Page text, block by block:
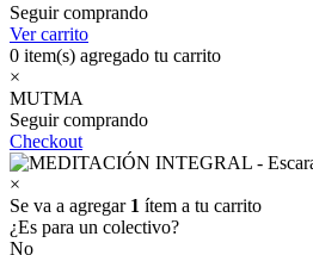
Seguir comprando
Ver carrito
0 item(s) agregado tu carrito
×
MUTMA
Seguir comprando
Checkout
×
Se va a agregar 1 ítem a tu carrito
¿Es para un colectivo?
No